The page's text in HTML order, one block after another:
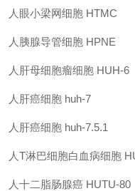
人眼小梁网细胞 HTMC
人胰腺导管细胞 HPNE
人肝母细胞瘤细胞 HUH-6
人肝癌细胞 huh-7
人肝癌细胞 huh-7.5.1
人 T淋巴细胞白血病细胞
人十二脂肠腺癌 HUTU-80